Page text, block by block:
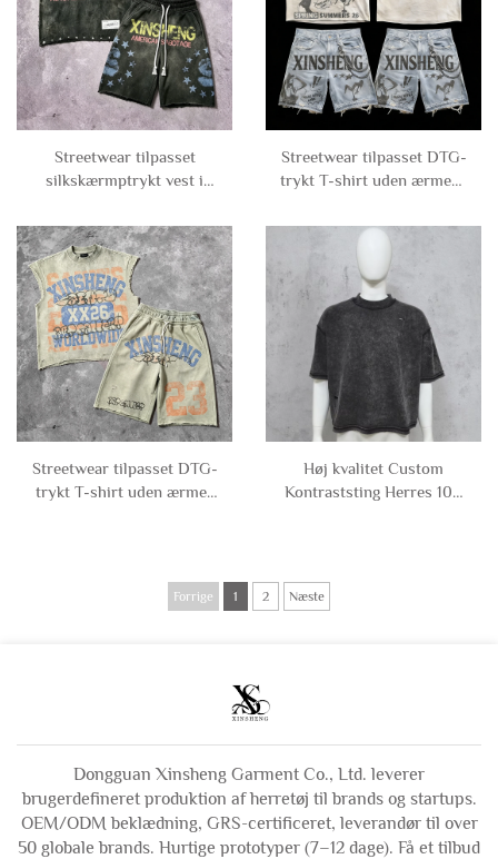
Streetwear tilpasset
silkskærmptrykt vest i
strasssten og T-shirt uden
ærmer samt sweatshorts
til mænd
Streetwear tilpasset DTG-
trykt T-shirt uden ærmer i
og slidteffekt samt
Streetwear tilpasset DTG-
trykt T-shirt uden ærmer
Høj kvalitet Custom
Kontraststing Herres 100
Forrige 1 2 Næste
Dongguan Xinsheng Garment Co., Ltd. leverer
brugerdefineret produktion af herretøj til brands og startups.
OEM/ODM beklædning, GRS-certificeret, leverandør til over
50 globale brands. Hurtige prototyper (7–12 dage). Få et tilbud